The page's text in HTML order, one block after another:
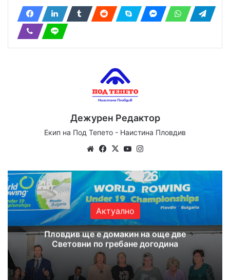
Дежурен Редактор
Екип на Под Тепето - Наистина Пловдив
WebsiteFacebook
X YouTube
Актуално
Пловдив ще е домакин на още две
Световни по гребане догодина